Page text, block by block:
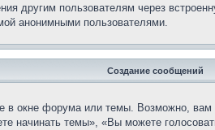
другим пользователям через
анонимными пользователями.
Создание сообщений
окне форума или темы. Возможно,
начинать темы», «Вы можете